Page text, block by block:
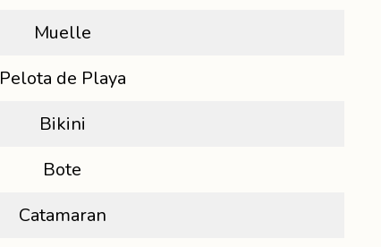
Muelle
Pelota de Playa
Bikini
Bote
Catamaran